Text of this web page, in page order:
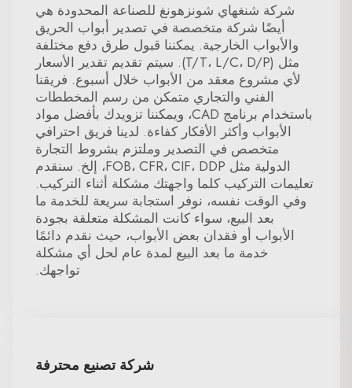
شركة شنغهاي شونزهونغ للصناعة المحدودة هي
أيضًا شركة متخصصة في تصدير أبواب الحريق
والأبواب الخارجية. يمكننا قبول طرق دفع مختلفة
مثل (T/T، L/C، D/P). سيتم تقديم تقدير الأسعار
لأي مشروع معقد من الأبواب خلال أسبوع. فريقنا
الفني والتجاري متمكن من رسم المخططات
باستخدام برنامج CAD، ويمكننا تزويدك بأفضل مواد
الأبواب وأكثر الأفكار كفاءة. لدينا فريق احترافي
متخصص في التصدير وملتزم بشروط التجارة
الدولية مثل FOB، CFR، CIF، DDP، إلخ. سنقدم
تعليمات التركيب كلما واجهتك مشكلة أثناء التركيب.
وفي الوقت نفسه، نوفر استجابة سريعة للخدمة ما
بعد البيع، سواء كانت المشكلة متعلقة بجودة
الأبواب أو فقدان بعض الأبواب، حيث نقدم دائمًا
خدمة ما بعد البيع لمدة عام لحل أي مشكلة
تواجهك.
شركة تصنيع محترفة